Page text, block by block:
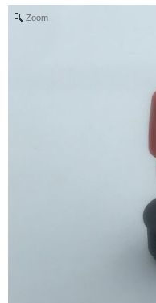
Zoom